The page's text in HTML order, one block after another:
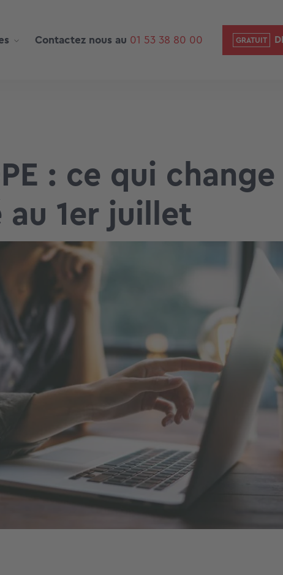
Contactez nous au 01 53 38 80 00
: ce qui
1er juillet